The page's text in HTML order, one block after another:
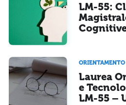
LM-55:
ORIENTAMENTO
Laurea
e
LM-55 –